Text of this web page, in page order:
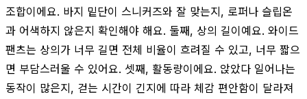
조합이에요. 바지 밑단이 스니커즈와 잘 맞는지, 로퍼나 슬립온
과 어색하지 않은지 확인해야 해요. 둘째, 상의 길이예요. 와이드
팬츠는 상의가 너무 길면 전체 비율이 흐려질 수 있고, 너무 짧으
면 부담스러울 수 있어요. 셋째, 활동량이에요. 앉았다 일어나는
동작이 많은지, 걷는 시간이 긴지에 따라 체감 편안함이 달라져